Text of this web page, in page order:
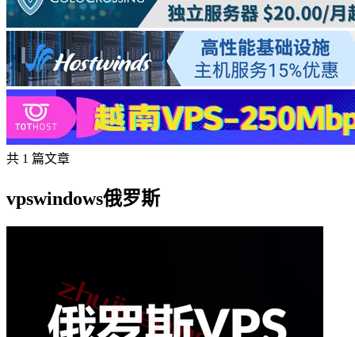
共 1 篇文章
vpswindows俄罗斯